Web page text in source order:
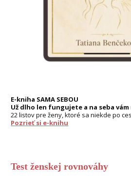
E-kniha SAMA SEBOU
Už dlho len fungujete a na seba
22 listov pre ženy, ktoré sa niekde po
Pozrieť si e-knihu
Test ženskej rovnováhy